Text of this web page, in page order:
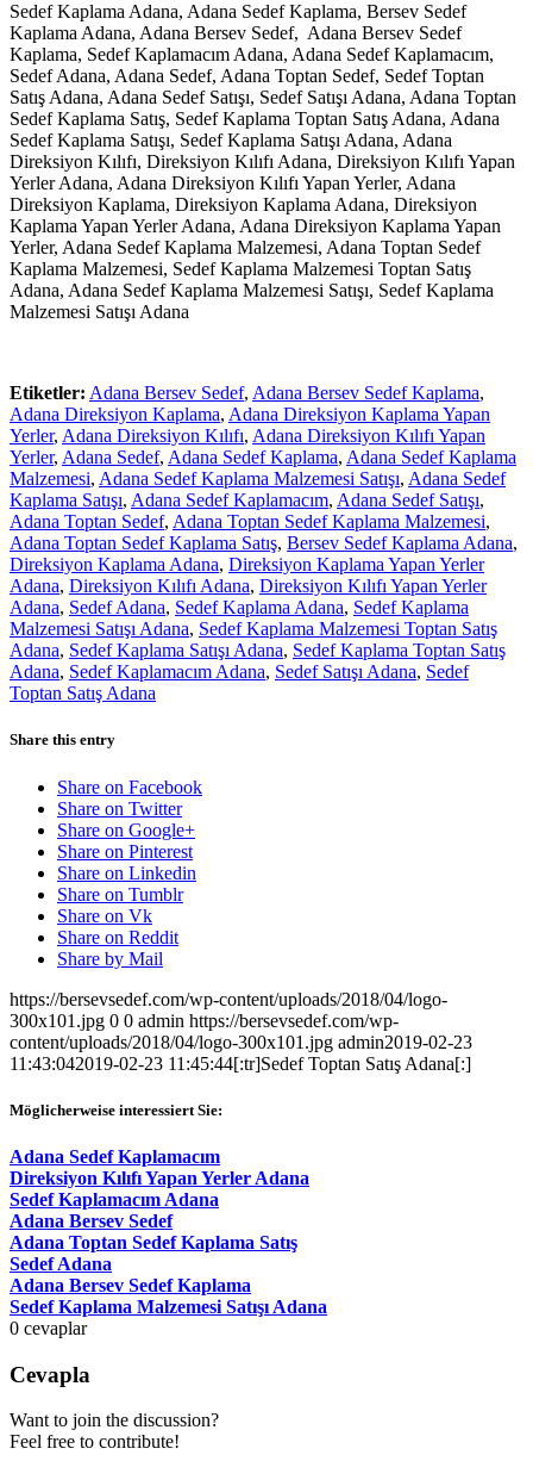
Sedef Kaplama Adana, Adana Sedef Kaplama, Bersev Sedef
Kaplama Adana, Adana Bersev Sedef, Adana Bersev Sedef
Kaplama, Sedef Kaplamacım Adana, Adana Sedef Kaplamacım,
Sedef Adana, Adana Sedef, Adana Toptan Sedef, Sedef Toptan
Satış Adana, Adana Sedef Satışı, Sedef Satışı Adana, Adana Toptan
Sedef Kaplama Satış, Sedef Kaplama Toptan Satış Adana, Adana
Sedef Kaplama Satışı, Sedef Kaplama Satışı Adana, Adana
Direksiyon Kılıfı, Direksiyon Kılıfı Adana, Direksiyon Kılıfı Yapan
Yerler Adana, Adana Direksiyon Kılıfı Yapan Yerler, Adana
Direksiyon Kaplama, Direksiyon Kaplama Adana, Direksiyon
Kaplama Yapan Yerler Adana, Adana Direksiyon Kaplama Yapan
Yerler, Adana Sedef Kaplama Malzemesi, Adana Toptan Sedef
Kaplama Malzemesi, Sedef Kaplama Malzemesi Toptan Satış
Adana, Adana Sedef Kaplama Malzemesi Satışı, Sedef Kaplama
Malzemesi Satışı Adana
Etiketler: Adana Bersev Sedef, Adana Bersev Sedef Kaplama,
Adana Direksiyon Kaplama, Adana Direksiyon Kaplama Yapan
Yerler, Adana Direksiyon Kılıfı, Adana Direksiyon Kılıfı Yapan
Yerler, Adana Sedef, Adana Sedef Kaplama, Adana Sedef Kaplama
Malzemesi, Adana Sedef Kaplama Malzemesi Satışı, Adana Sedef
Kaplama Satışı, Adana Sedef Kaplamacım, Adana Sedef Satışı,
Adana Toptan Sedef, Adana Toptan Sedef Kaplama Malzemesi,
Adana Toptan Sedef Kaplama Satış, Bersev Sedef Kaplama Adana,
Direksiyon Kaplama Adana, Direksiyon Kaplama Yapan Yerler
Adana, Direksiyon Kılıfı Adana, Direksiyon Kılıfı Yapan Yerler
Adana, Sedef Adana, Sedef Kaplama Adana, Sedef Kaplama
Malzemesi Satışı Adana, Sedef Kaplama Malzemesi Toptan Satış
Adana, Sedef Kaplama Satışı Adana, Sedef Kaplama Toptan Satış
Adana, Sedef Kaplamacım Adana, Sedef Satışı Adana, Sedef
Toptan Satış Adana
Share this entry
Share on Facebook
Share on Twitter
Share on Google+
Share on Pinterest
Share on Linkedin
Share on Tumblr
Share on Vk
Share on Reddit
Share by Mail
https://bersevsedef.com/wp-content/uploads/2018/04/logo-
300x101.jpg 0 0 admin https://bersevsedef.com/wp-
content/uploads/2018/04/logo-300x101.jpg admin2019-02-23
11:43:042019-02-23 11:45:44[:tr]Sedef Toptan Satış Adana[:]
Möglicherweise interessiert Sie:
Adana Sedef Kaplamacım
Direksiyon Kılıfı Yapan Yerler Adana
Sedef Kaplamacım Adana
Adana Bersev Sedef
Adana Toptan Sedef Kaplama Satış
Sedef Adana
Adana Bersev Sedef Kaplama
Sedef Kaplama Malzemesi Satışı Adana
0 cevaplar
Cevapla
Want to join the discussion?
Feel free to contribute!